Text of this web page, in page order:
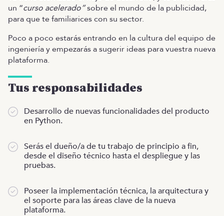
un “curso acelerado”sobre el mundo de la publicidad,
para que te familiarices con su sector.
Poco a poco estarás entrando en la cultura del equipo de
ingeniería y empezarás a sugerir ideas para vuestra nueva
plataforma.
Tus responsabilidades
Desarrollo de nuevas funcionalidades del producto
en Python.
Serás el dueño/a de tu trabajo de principio a fin,
desde el diseño técnico hasta el despliegue y las
pruebas.
Poseer la implementación técnica, la arquitectura y
el soporte para las áreas clave de la nueva
plataforma.